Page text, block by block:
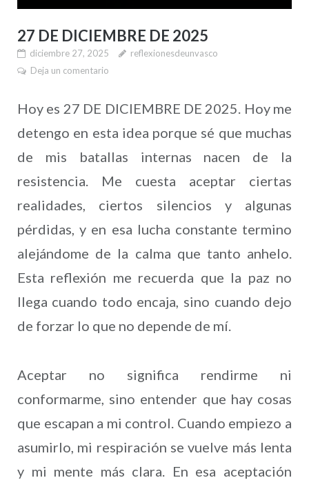
27 DE DICIEMBRE DE 2025
diciembre 27, 2025
reflexionesdeunvasco
Deja un comentario
Hoy es 27 DE DICIEMBRE DE 2025. Hoy me
detengo en esta idea porque sé que muchas
de mis batallas internas nacen de la
resistencia. Me cuesta aceptar ciertas
realidades, ciertos silencios y algunas
pérdidas, y en esa lucha constante termino
alejándome de la calma que tanto anhelo.
Esta reflexión me recuerda que la paz no
llega cuando todo encaja, sino cuando dejo
de forzar lo que no depende de mí.
Aceptar no significa rendirme ni
conformarme, sino entender que hay cosas
que escapan a mi control. Cuando empiezo a
asumirlo, mi respiración se vuelve más lenta
y mi mente más clara. En esa aceptación